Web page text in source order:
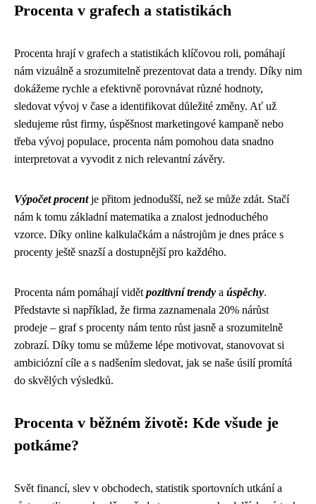
Procenta v grafech a statistikách
Procenta hrají v grafech a statistikách klíčovou roli, pomáhají
nám vizuálně a srozumitelně prezentovat data a trendy. Díky nim
dokážeme rychle a efektivně porovnávat různé hodnoty,
sledovat vývoj v čase a identifikovat důležité změny. Ať už
sledujeme růst firmy, úspěšnost marketingové kampaně nebo
třeba vývoj populace, procenta nám pomohou data snadno
interpretovat a vyvodit z nich relevantní závěry.
Výpočet procentje přitom jednodušší, než se může zdát. Stačí
nám k tomu základní matematika a znalost jednoduchého
vzorce. Díky online kalkulačkám a nástrojům je dnes práce s
procenty ještě snazší a dostupnější pro každého.
Procenta nám pomáhají vidět pozitivní trendy a úspěchy.
Představte si například, že firma zaznamenala 20% nárůst
prodeje – graf s procenty nám tento růst jasně a srozumitelně
zobrazí. Díky tomu se můžeme lépe motivovat, stanovovat si
ambiciózní cíle a s nadšením sledovat, jak se naše úsilí promítá
do skvělých výsledků.
Procenta v běžném životě: Kde všude je
potkáme?
Svět financí, slev v obchodech, statistik sportovních utkání a